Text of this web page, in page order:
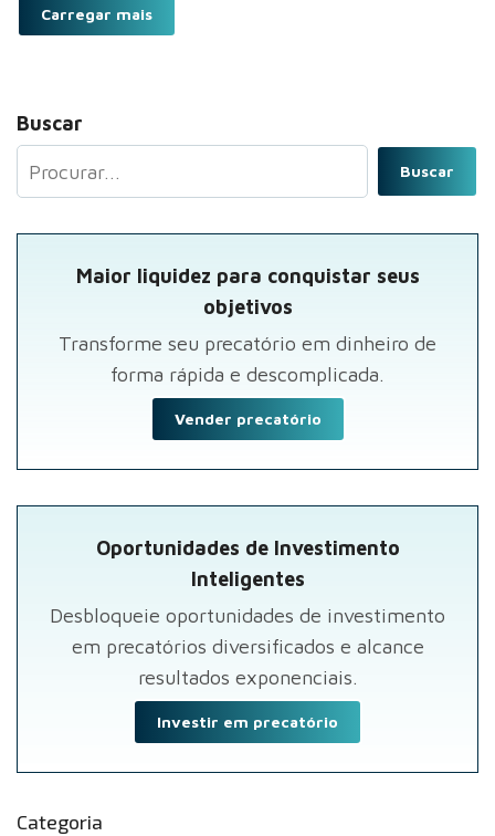
Carregar mais
Buscar
Buscar
Maior liquidez para conquistar seus
objetivos
Transforme seu precatório em dinheiro de
forma rápida e descomplicada.
Vender precatório
Oportunidades de Investimento
Inteligentes
Desbloqueie oportunidades de investimento
em precatórios diversificados e alcance
resultados exponenciais.
Investir em precatório
Categoria